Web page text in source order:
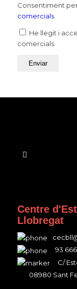
Consentiment
comercials.
He llegit i
comercials.
Centre
Llobregat
93
C/
08980 Sant